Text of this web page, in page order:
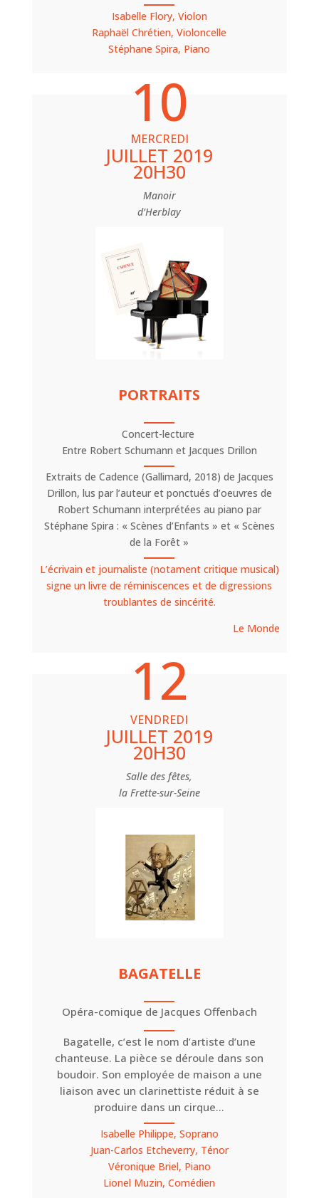
Isabelle Flory, Violon
Raphaël Chrétien, Violoncelle
Stéphane Spira, Piano
10
MERCREDI
JUILLET 2019
20H30
Manoir
d’Herblay
PORTRAITS
Concert-lecture
Entre Robert Schumann et Jacques Drillon
Extraits de Cadence (Gallimard, 2018) de Jacques
Drillon, lus par l’auteur et ponctués d’oeuvres de
Robert Schumann interprétées au piano par
Stéphane Spira : « Scènes d’Enfants » et « Scènes
de la Forêt »
L’écrivain et journaliste (notament critique musical)
signe un livre de réminiscences et de digressions
troublantes de sincérité.
Le Monde
12
VENDREDI
JUILLET 2019
20H30
Salle des fêtes,
la Frette-sur-Seine
BAGATELLE
Opéra-comique de Jacques Offenbach
Bagatelle, c’est le nom d’artiste d’une
chanteuse. La pièce se déroule dans son
boudoir. Son employée de maison a une
liaison avec un clarinettiste réduit à se
produire dans un cirque…
Isabelle Philippe, Soprano
Juan-Carlos Etcheverry, Ténor
Véronique Briel, Piano
Lionel Muzin, Comédien